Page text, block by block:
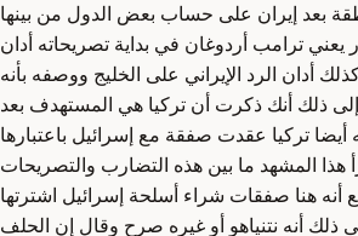
بعد إيران على حساب بعض الدول من بينها
يعني ترامب أردوغان في بداية تصريحاته أدان
أدان الرد الإيراني على الخليج ووصفه بأنه
ذلك أنك ذكرت أن تركيا هي المستهدف بعد
أيضا تركيا عقدت صفقة مع إسرائيل باعتبارها
المشهد ما بين هذه التضارب والتصريحات
أنه هنا صفقات شراء أسلحة إسرائيل اشترتها
ذلك أنه نتنياهو أو غيره صرح وقال إن الحلف